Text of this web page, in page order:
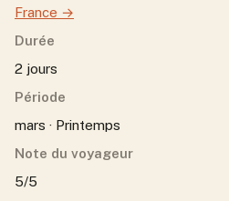
France →
Durée
2 jours
Période
mars · Printemps
Note du voyageur
5/5